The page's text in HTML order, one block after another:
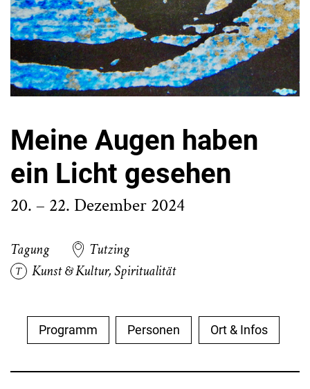
Meine Augen haben
ein Licht gesehen
20. – 22. Dezember 2024
Tagung
Tutzing
Kunst & Kultur,Spiritualität
Programm Personen Ort & Infos